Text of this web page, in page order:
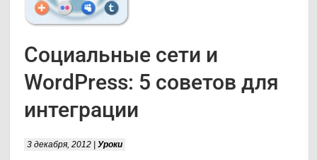
Социальные сети и
WordPress: 5 советов для
интеграции
3 декабря, 2012 |Уроки